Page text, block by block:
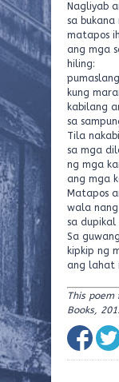
Nagliyab
sa bukana
matapos
ang mga
hiling:
kung
kabilang
sa
Tila
sa mga
ng mga
ang mga
Matapos
wala
sa dupikal
Sa guwang
kipkip ng
ang lahat
This
Books,